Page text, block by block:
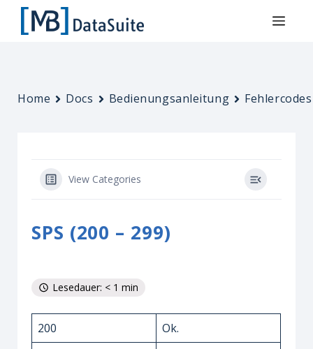
Home Docs Bedienungsanleitung Fehlercodes
View Categories
SPS (200 – 299)
Lesedauer: < 1 min
200
Ok.